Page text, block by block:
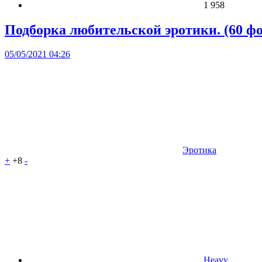
1 958
Подборка любительской эротики. (60
05/05/2021 04:26
Эротика
+ +8 -